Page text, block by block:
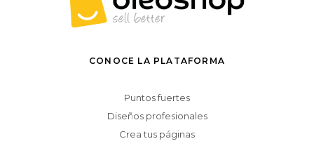
CONOCE LA PLATAFORMA
Puntos fuertes
Diseños profesionales
Crea tus páginas